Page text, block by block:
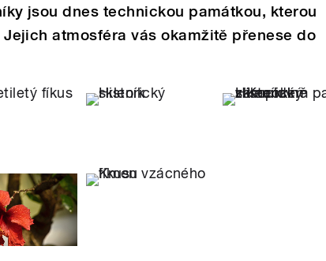
jsou dnes technickou památkou, kterou
atmosféra vás okamžitě přenese do